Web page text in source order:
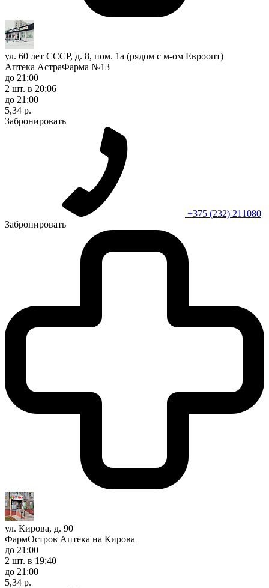
ул. 60 лет СССР, д. 8, пом. 1а (рядом с м-ом Евроопт)
Аптека АстраФарма №13
до 21:00
2 шт. в 20:06
до 21:00
5,34 р.
Забронировать
+375 (232) 211080
Забронировать
ул. Кирова, д. 90
ФармОстров Аптека на Кирова
до 21:00
2 шт. в 19:40
до 21:00
5,34 р.